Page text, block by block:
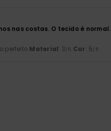
nas costas. O tecido é normal.
perfeito Material: 3/5 Cor: 5/5